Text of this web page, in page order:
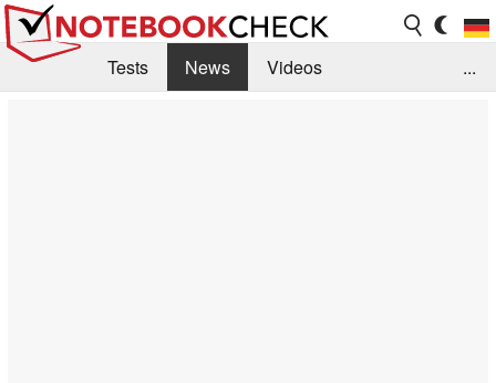
Tests News
Videos
...